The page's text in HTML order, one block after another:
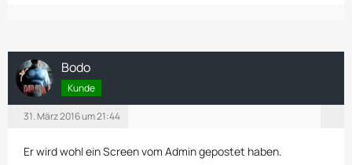
Bodo
Kunde
31. März 2016 um 21:44
Er wird wohl ein Screen vom Admin gepostet haben.